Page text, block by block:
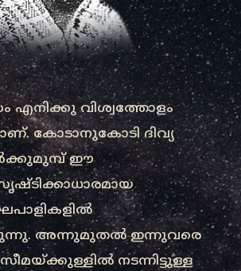
എനിക്കു വിശ്വത്തോളം
കോടാനുകോടി ദിവ്യ
ഈ
അന്നുമുതൽ ഇന്നുവരെ
നടന്നിട്ടുള്ള